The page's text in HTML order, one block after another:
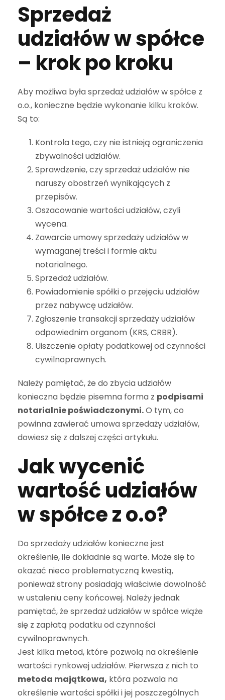
Sprzedaż
udziałów w spółce
– krok po kroku
Aby możliwa była sprzedaż udziałów w spółce z
o.o., konieczne będzie wykonanie kilku kroków.
Są to:
Kontrola tego, czy nie istnieją ograniczenia
zbywalności udziałów.
Sprawdzenie, czy sprzedaż udziałów nie
naruszy obostrzeń wynikających z
przepisów.
Oszacowanie wartości udziałów, czyli
wycena.
Zawarcie umowy sprzedaży udziałów w
wymaganej treści i formie aktu
notarialnego.
Sprzedaż udziałów.
Powiadomienie spółki o przejęciu udziałów
przez nabywcę udziałów.
Zgłoszenie transakcji sprzedaży udziałów
odpowiednim organom (KRS, CRBR).
Uiszczenie opłaty podatkowej od czynności
cywilnoprawnych.
Należy pamiętać, że do zbycia udziałów
konieczna będzie pisemna forma z podpisami
notarialnie poświadczonymi.O tym, co
powinna zawierać umowa sprzedaży udziałów,
dowiesz się z dalszej części artykułu.
Jak wycenić
wartość udziałów
w spółce z o.o?
Do sprzedaży udziałów konieczne jest
określenie, ile dokładnie są warte. Może się to
okazać nieco problematyczną kwestią,
ponieważ strony posiadają właściwie dowolność
w ustaleniu ceny końcowej. Należy jednak
pamiętać, że sprzedaż udziałów w spółce wiąże
się z zapłatą podatku od czynności
cywilnoprawnych.
Jest kilka metod, które pozwolą na określenie
wartości rynkowej udziałów. Pierwsza z nich to
metoda majątkowa, która pozwala na
określenie wartości spółki i jej poszczególnych